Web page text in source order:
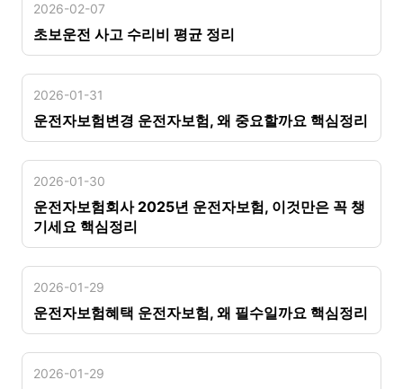
2026-02-07
초보운전 사고 수리비 평균 정리
2026-01-31
운전자보험변경 운전자보험, 왜 중요할까요 핵심정리
2026-01-30
운전자보험회사 2025년 운전자보험, 이것만은 꼭 챙
기세요 핵심정리
2026-01-29
운전자보험혜택 운전자보험, 왜 필수일까요 핵심정리
2026-01-29